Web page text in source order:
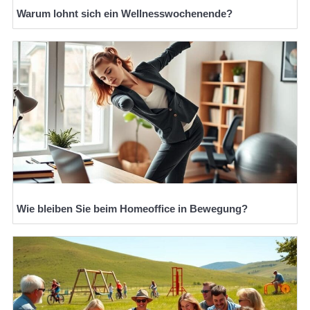
Warum lohnt sich ein Wellnesswochenende?
Wie bleiben Sie beim Homeoffice in Bewegung?